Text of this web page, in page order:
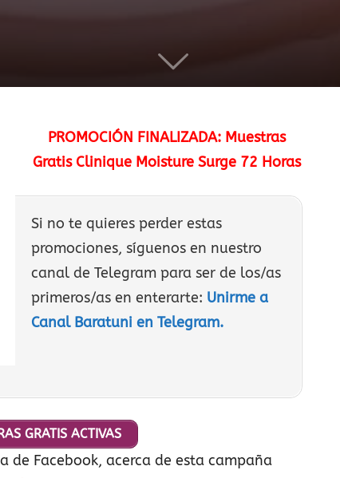
Baratuni
PROMOCIÓN FINALIZADA: Muestras
Gratis Clinique Moisture Surge 72 Horas
Si no te quieres perder estas
promociones, síguenos en nuestro
canal de Telegram para ser de los/as
primeros/as en enterarte: Unirme a
Canal Baratuni en Telegram.
GRATIS ACTIVAS
de Facebook, acerca de esta campaña